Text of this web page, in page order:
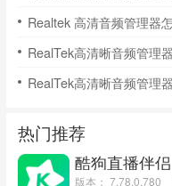
热门推荐
酷狗直播伴侣
版本： 7.78.0.780